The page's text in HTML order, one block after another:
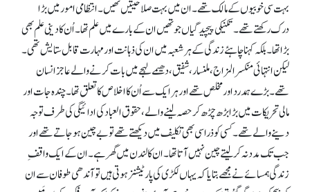
بہت سی خوبیوں کے مالک تھے۔ ان میں بہت صلاحیتیں تھیں۔ انتظامی امور میں بڑا
درک رکھتے تھے۔ تکنیکی پیچیدگیاں جو تھیں ان کے بارے میں علم تھا۔ اُن کا دینی علم بھی
بڑا تھا۔ بلکہ کہنا چاہئے زندگی کے ہر شعبہ میں ان کی ذہانت اور مہارت قابل ستایش تھی۔
لیکن انتہائی منکسر المزاج، ملنسار، شفیق، دھیمے لہجے میں بات کرنے والے عاجز انسان
تھے۔ بڑے ہمدرد اور مخلص تھے اور ہر ایک سے اُن کا اخلاص کا تعلق تھا۔ چندہ جات اور
مالی تحریکات میں بڑا بڑھ چڑھ کر حصہ لینے والے، حقوق العباد کی ادائیگی کی طرف توجہ
دینے والے تھے۔ کسی کو ذرا سی بھی تکلیف میں دیکھتے تھے تو بے چین ہو جاتے تھے اور
جب تک مددنہ کر لیتے چین نہیں آتا تھا۔ ان کا لندن میں گھر ہے۔ ان کے ایک واقفِ
زندگی ہمسائے نے مجھے بتایا کہ یہاں لکڑی کی پارٹیشنز ہوتی ہیں تو آندھی طوفان سے ان